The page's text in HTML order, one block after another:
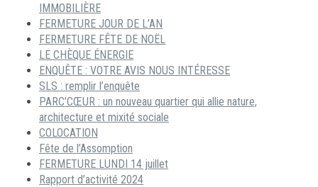
IMMOBILIÈRE
FERMETURE JOUR DE L’AN
FERMETURE FÊTE DE NOËL
LE CHÈQUE ÉNERGIE
ENQUÊTE : VOTRE AVIS NOUS INTÉRESSE
SLS : remplir l’enquête
PARC’CŒUR : un nouveau quartier qui allie nature,
architecture et mixité sociale
COLOCATION
Fête de l’Assomption
FERMETURE LUNDI 14 juillet
Rapport d’activité 2024